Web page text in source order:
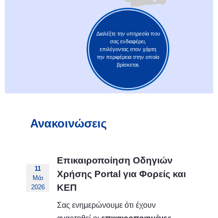
Διαλέξτε την υπηρεσία που
σας ενδιαφέρει,
επιλέγοντας στον χάρτη
την περιφέρεια στην οποία
βρίσκεται.
Ανακοινώσεις
11
Μάι
2026
Επικαιροποίηση Οδηγιών
Χρήσης Portal για Φορείς και
ΚΕΠ
Σας ενημερώνουμε ότι έχουν